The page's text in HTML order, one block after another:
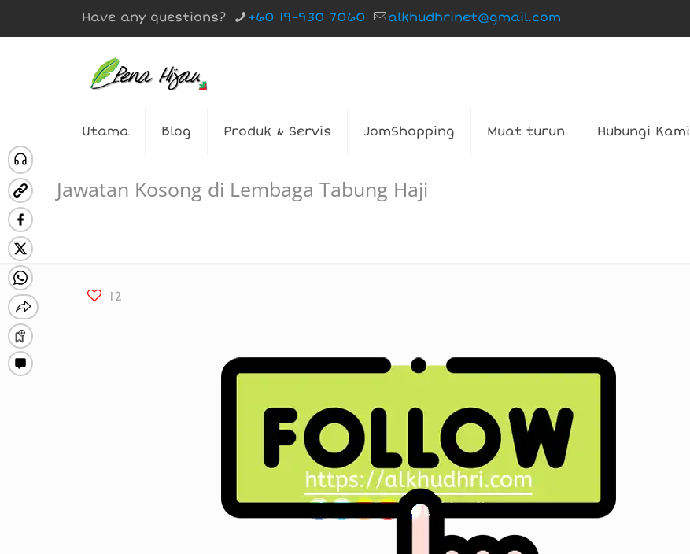
Have any questions? +60 19-930 7060 alkhudhrinet@gmail.com
Utama Blog Produk & Servis JomShopping Muat turun Hubungi Kami
Jawatan Kosong di Lembaga Tabung Haji
12